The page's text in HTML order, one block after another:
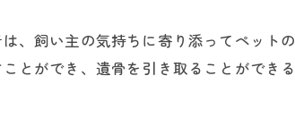
、飼い主の気持ちに寄り添ってペット
とができ、遺骨を引き取ることができ